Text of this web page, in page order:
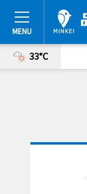
33°C